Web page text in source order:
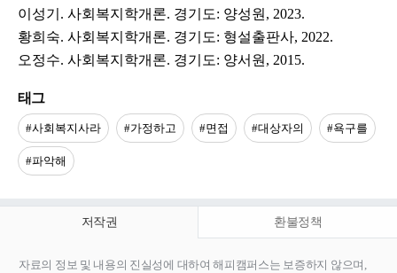
이성기. 사회복지학개론. 경기도: 양성원, 2023.
황희숙. 사회복지학개론. 경기도: 형설출판사, 2022.
오정수. 사회복지학개론. 경기도: 양서원, 2015.
태그
#사회복지사라 #가정하고 #면접 #대상자의 #욕구를
#파악해
저작권 환불정책
자료의 정보 및 내용의 진실성에 대하여 해피캠퍼스는 보증하지 않으며,